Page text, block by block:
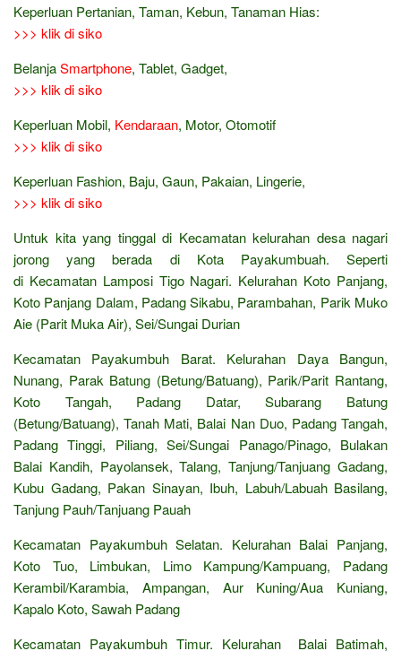
Keperluan Pertanian, Taman, Kebun, Tanaman Hias:
>>> klik di siko
BelanjaSmartphone, Tablet, Gadget,
>>> klik di siko
Keperluan Mobil, Kendaraan, Motor, Otomotif
>>> klik di siko
Keperluan Fashion, Baju, Gaun, Pakaian, Lingerie,
>>> klik di siko
Untuk kita yang tinggal di Kecamatan kelurahan desa nagari
jorong yang berada di Kota Payakumbuah. Seperti
di Kecamatan Lamposi Tigo Nagari. Kelurahan Koto Panjang,
Koto Panjang Dalam, Padang Sikabu, Parambahan, Parik Muko
Aie (Parit Muka Air), Sei/Sungai Durian
Kecamatan Payakumbuh Barat. Kelurahan Daya Bangun,
Nunang, Parak Batung (Betung/Batuang), Parik/Parit Rantang,
Koto Tangah, Padang Datar, Subarang Batung
(Betung/Batuang), Tanah Mati, Balai Nan Duo, Padang Tangah,
Padang Tinggi, Piliang, Sei/Sungai Panago/Pinago, Bulakan
Balai Kandih, Payolansek, Talang, Tanjung/Tanjuang Gadang,
Kubu Gadang, Pakan Sinayan, Ibuh, Labuh/Labuah Basilang,
Tanjung Pauh/Tanjuang Pauah
Kecamatan Payakumbuh Selatan. Kelurahan Balai Panjang,
Koto Tuo, Limbukan, Limo Kampung/Kampuang, Padang
Kerambil/Karambia, Ampangan, Aur Kuning/Aua Kuniang,
Kapalo Koto, Sawah Padang
Kecamatan Payakumbuh Timur. Kelurahan Balai Batimah,